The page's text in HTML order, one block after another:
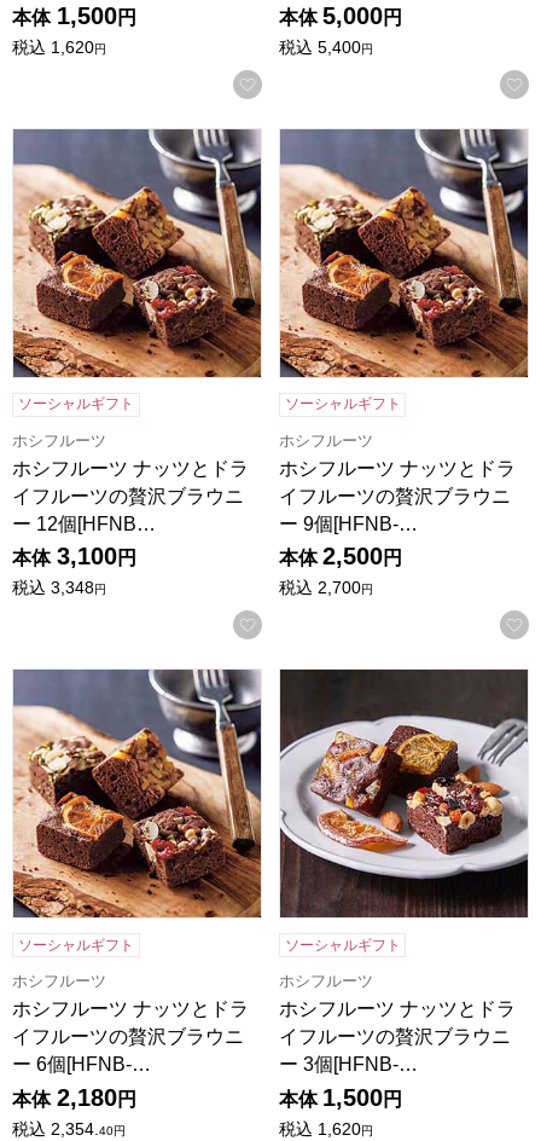
本体 1,500円
税込 1,620円
お気に入りに登録する
本体 5,000円
税込 5,400円
ホシフルーツ ナッツとドライフルーツの贅沢ブラウニー 12
ソーシャルギフト
ホシフルーツ
ホシフルーツ ナッツとドラ
イフルーツの贅沢ブラウニ
ー 12個[HFNB…
本体 3,100円
税込 3,348円
お気に入りに登録する
ホシフルーツ ナッツとドラ
ソーシャルギフト
ホシフルーツ
ホシフルーツ ナッツとドラ
イフルーツの贅沢ブラウニ
ー 9個[HFNB-…
本体 2,500円
税込 2,700円
ホシフルーツ ナッツとドライフルーツの贅沢ブラウニー 6
ソーシャルギフト
ホシフルーツ
ホシフルーツ ナッツとドラ
イフルーツの贅沢ブラウニ
ー 6個[HFNB-…
本体 2,180円
税込 2,354.40円
ソーシャルギフト
ホシフルーツ
ホシフルーツ ナッツとドラ
イフルーツの贅沢ブラウニ
ー 3個[HFNB-…
本体 1,500円
税込 1,620円